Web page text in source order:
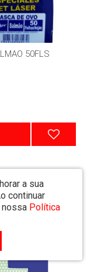
50FLS
a sua
continuar
nossa Política